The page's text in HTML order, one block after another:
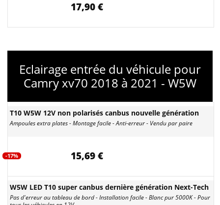
17,90 €
Eclairage entrée du véhicule pour
Camry xv70 2018 à 2021 - W5W
T10 W5W 12V non polarisés canbus nouvelle génération
Ampoules extra plates - Montage facile - Anti-erreur - Vendu par paire
-17% 15,69 €
W5W LED T10 super canbus dernière génération Next-Tech
Pas d'erreur au tableau de bord - Installation facile - Blanc pur 5000K - Pour